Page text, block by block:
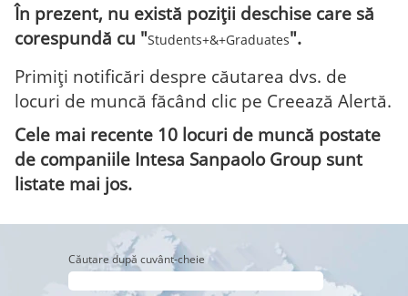
În prezent, nu există poziții deschise care să
corespundă cu "Students+&+Graduates".
Primiţi notificări despre căutarea dvs. de
locuri de muncă făcând clic pe Creează Alertă.
Cele mai recente 10 locuri de muncă postate
de companiile Intesa Sanpaolo Group sunt
listate mai jos.
Căutare după cuvânt-cheie